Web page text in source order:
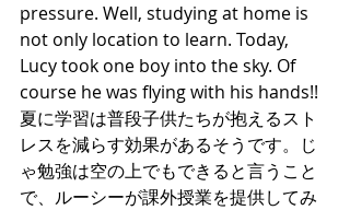
pressure. Well, studying at home is
not only location to learn. Today,
Lucy took one boy into the sky. Of
course he was flying with his hands!!
夏に学習は普段子供たちが抱えるスト
レスを減らす効果があるそうです。じ
ゃ勉強は空の上でもできると言うこと
で、ルーシーが課外授業を提供してみ